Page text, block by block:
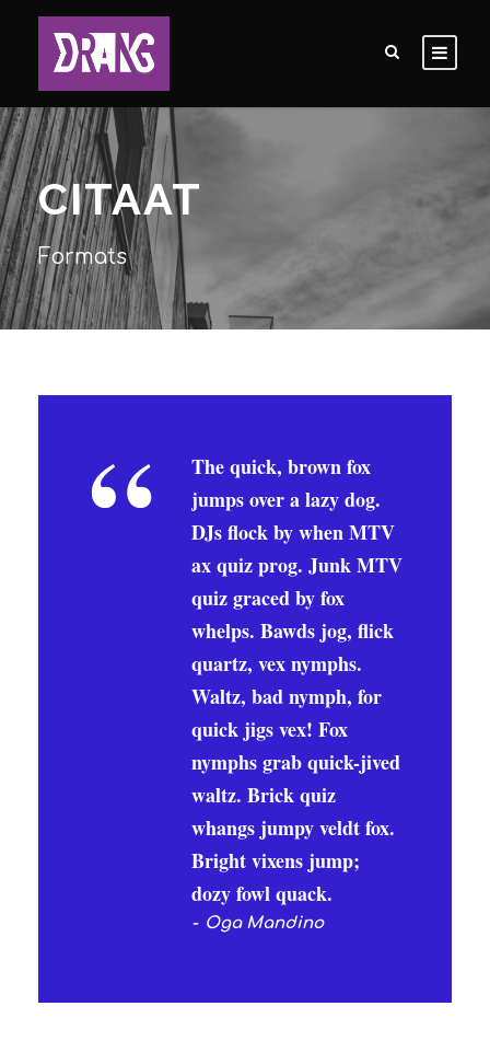
CITAAT
Formats
“
The quick, brown fox
jumps over a lazy dog.
DJs flock by when MTV
ax quiz prog. Junk MTV
quiz graced by fox
whelps. Bawds jog, flick
quartz, vex nymphs.
Waltz, bad nymph, for
quick jigs vex! Fox
nymphs grab quick-jived
waltz. Brick quiz
whangs jumpy veldt fox.
Bright vixens jump;
dozy fowl quack.
Oga Mandino